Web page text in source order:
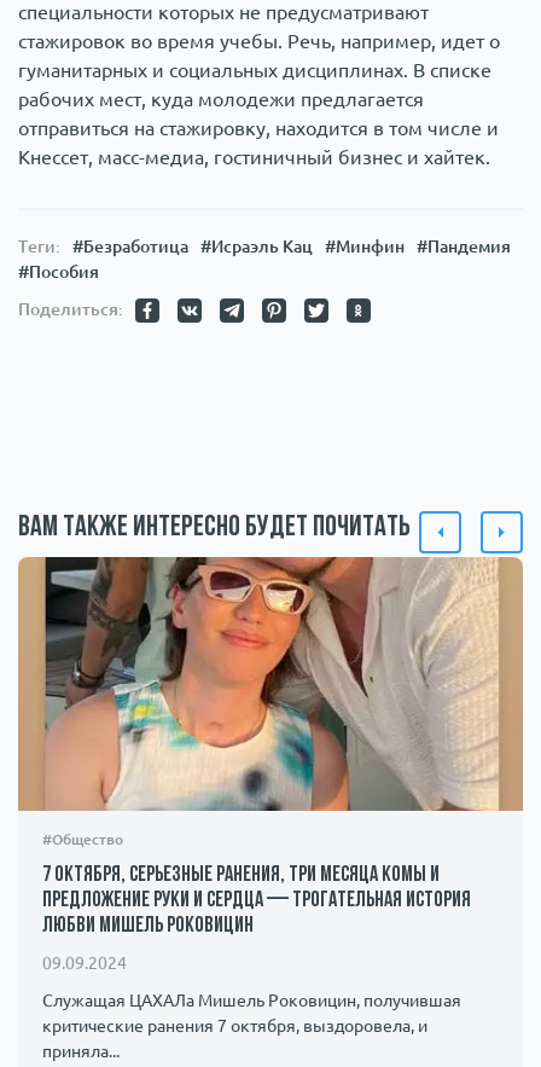
специальности которых не предусматривают
стажировок во время учебы. Речь, например, идет о
гуманитарных и социальных дисциплинах. В списке
рабочих мест, куда молодежи предлагается
отправиться на стажировку, находится в том числе и
Кнессет, масс-медиа, гостиничный бизнес и хайтек.
Теги: #Безработица #Исраэль Кац #Минфин
#Пандемия
#Пособия
Поделиться:
Вам также интересно будет почитать
#Общество
7 октября, серьезные ранения, три месяца комы и
предложение руки и сердца — трогательная история
любви Мишель Роковицин
09.09.2024
Служащая ЦАХАЛа Мишель Роковицин, получившая
критические ранения 7 октября, выздоровела, и
приняла...